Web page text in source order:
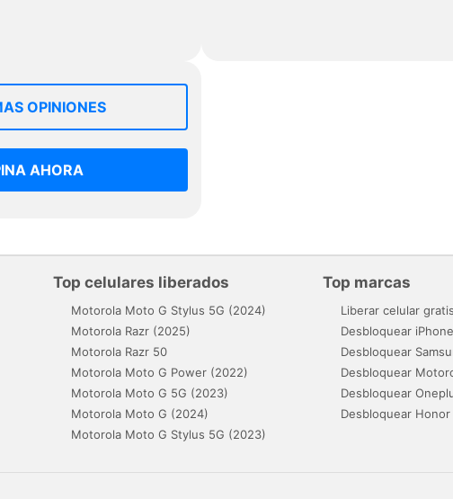
OPINIONES
AHORA
Top celulares liberados
Motorola Moto G Stylus 5G (2024)
Motorola Razr (2025)
Motorola Razr 50
Motorola Moto G Power (2022)
Motorola Moto G 5G (2023)
Motorola Moto G (2024)
Motorola Moto G Stylus 5G (2023)
Top marcas
Liberar celular gratis
Desbloquear iPhone
Desbloquear
Desbloquear
Desbloquear
Desbloquear Honor